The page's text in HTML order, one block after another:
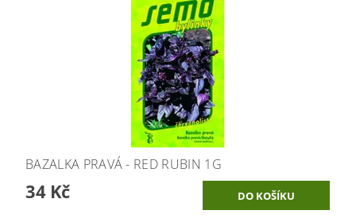
BAZALKA PRAVÁ - RED RUBIN 1G
34 Kč